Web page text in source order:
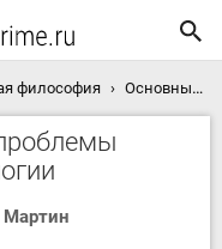
философия Основные проблемы феноменологии скачать книгу
Мартин